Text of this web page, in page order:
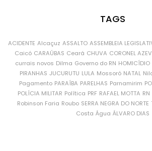
TAGS
ACIDENTE Alcaçuz ASSALTO ASSEMBLEIA
Caicó CARAÚBAS Ceará CHUVA CORONEL
currais novos Dilma Governo do RN HOMICÍDIO
PIRANHAS JUCURUTU LULA Mossoró NATAL
Pagamento PARAÍBA PARELHAS Parnamirim
POLÍCIA MILITAR Política PRF RAFAEL MOTTA RN
Robinson Faria Roubo SERRA NEGRA DO NORTE
Costa Água ÁLVARO DIAS